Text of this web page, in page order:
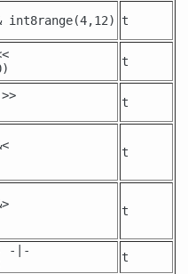
int8range(4,12) t
t
t
t
t
-|-
t